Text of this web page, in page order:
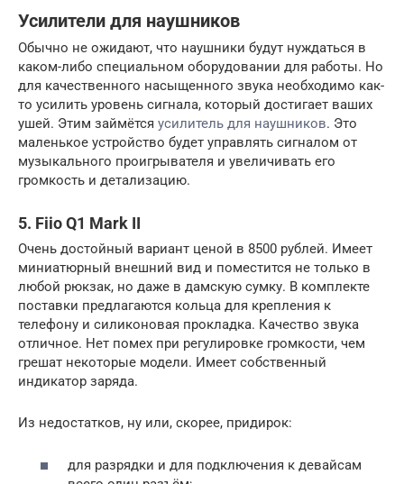
Усилители для наушников
Обычно не ожидают, что наушники будут нуждаться в
каком-либо специальном оборудовании для работы. Но
для качественного насыщенного звука необходимо как-
то усилить уровень сигнала, который достигает ваших
ушей. Этим займётся усилитель для наушников. Это
маленькое устройство будет управлять сигналом от
музыкального проигрывателя и увеличивать его
громкость и детализацию.
5. Fiio Q1 Mark II
Очень достойный вариант ценой в 8500 рублей. Имеет
миниатюрный внешний вид и поместится не только в
любой рюкзак, но даже в дамскую сумку. В комплекте
поставки предлагаются кольца для крепления к
телефону и силиконовая прокладка. Качество звука
отличное. Нет помех при регулировке громкости, чем
грешат некоторые модели. Имеет собственный
индикатор заряда.
Из недостатков, ну или, скорее, придирок:
для разрядки и для подключения к девайсам